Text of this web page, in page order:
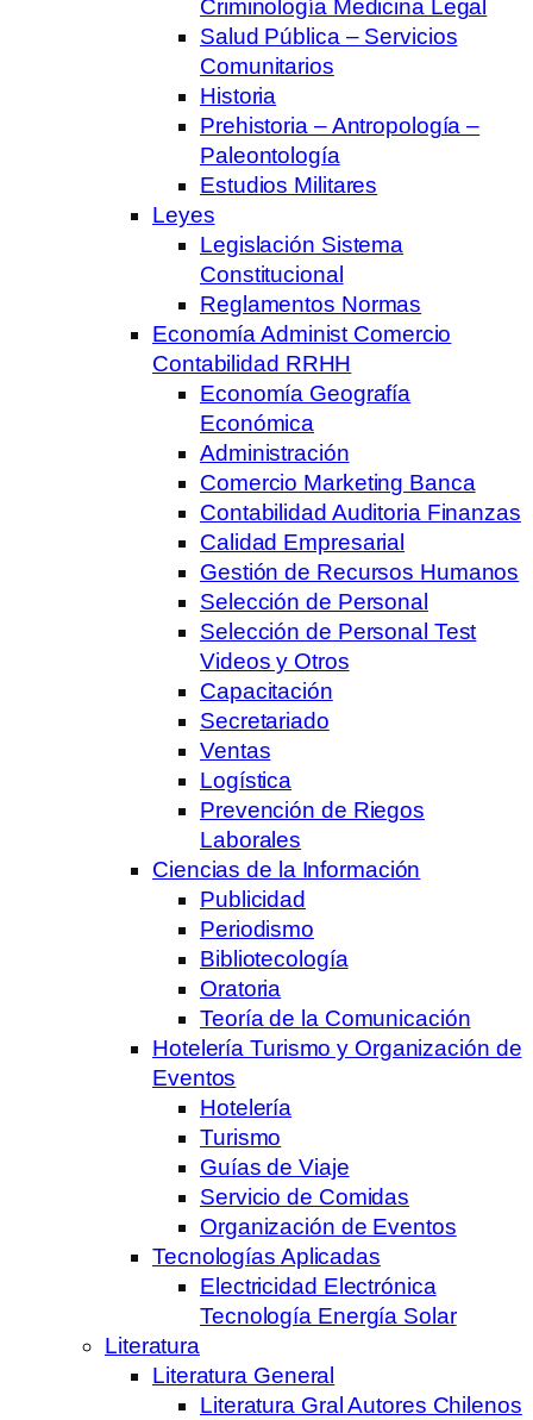
Criminología Medicina Legal
Salud Pública – Servicios
Comunitarios
Historia
Prehistoria – Antropología –
Paleontología
Estudios Militares
Leyes
Legislación Sistema
Constitucional
Reglamentos Normas
Economía Administ Comercio
Contabilidad RRHH
Economía Geografía
Económica
Administración
Comercio Marketing Banca
Contabilidad Auditoria Finanzas
Calidad Empresarial
Gestión de Recursos Humanos
Selección de Personal
Selección de Personal Test
Videos y Otros
Capacitación
Secretariado
Ventas
Logística
Prevención de Riegos
Laborales
Ciencias de la Información
Publicidad
Periodismo
Bibliotecología
Oratoria
Teoría de la Comunicación
Hotelería Turismo y Organización de
Eventos
Hotelería
Turismo
Guías de Viaje
Servicio de Comidas
Organización de Eventos
Tecnologías Aplicadas
Electricidad Electrónica
Tecnología Energía Solar
Literatura
Literatura General
Literatura Gral Autores Chilenos